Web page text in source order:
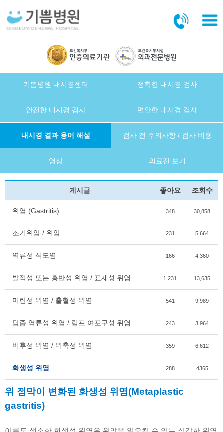
기쁨병원 내시경센터 정확한 내시경 검사
안전한 내시경 검사 편안한 내시경 검사
내시경 결과 용어 해설 검사 전 주의사항 / 검사 비용
영상 의료진 보기
게시글 좋아요 조회수
위염 (Gastritis) 348 30,858
조기위암 / 위암 231 5,664
역류성 식도염 166 4,360
발적성 또는 홍반성 위염 / 표재성 위염 1,231 13,635
미란성 위염 / 출혈성 위염 541 9,989
담즙 역류성 위염 / 림프 여포구성 위염 243 3,964
비후성 위염 / 위축성 위염 359 6,612
화생성 위염 288 4365
위 점막이 변화된 화생성 위염(Metaplastic
gastritis)